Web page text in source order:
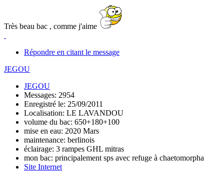
Très beau bac , comme j'aime
Répondre en citant le message
JEGOU
JEGOU
Messages: 2954
Enregistré le: 25/09/2011
Localisation: LE LAVANDOU
volume du bac: 650+180+100
mise en eau: 2020 Mars
maintenance: berlinois
éclairage: 3 rampes GHL mitras
mon bac: principalement sps avec refuge à chaetomorpha
Site Internet